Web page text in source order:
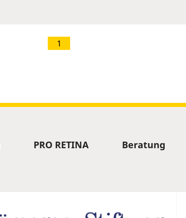
1
PRO RETINA Beratung